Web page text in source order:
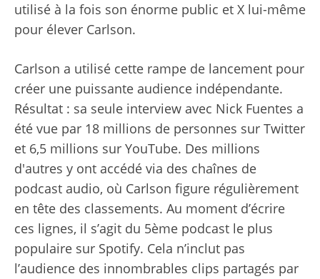
utilisé à la fois son énorme public et X lui-même
pour élever Carlson.
Carlson a utilisé cette rampe de lancement pour
créer une puissante audience indépendante.
Résultat : sa seule interview avec Nick Fuentes a
été vue par 18 millions de personnes sur Twitter
et 6,5 millions sur YouTube. Des millions
d'autres y ont accédé via des chaînes de
podcast audio, où Carlson figure régulièrement
en tête des classements. Au moment d’écrire
ces lignes, il s’agit du 5ème podcast le plus
populaire sur Spotify. Cela n’inclut pas
l’audience des innombrables clips partagés par